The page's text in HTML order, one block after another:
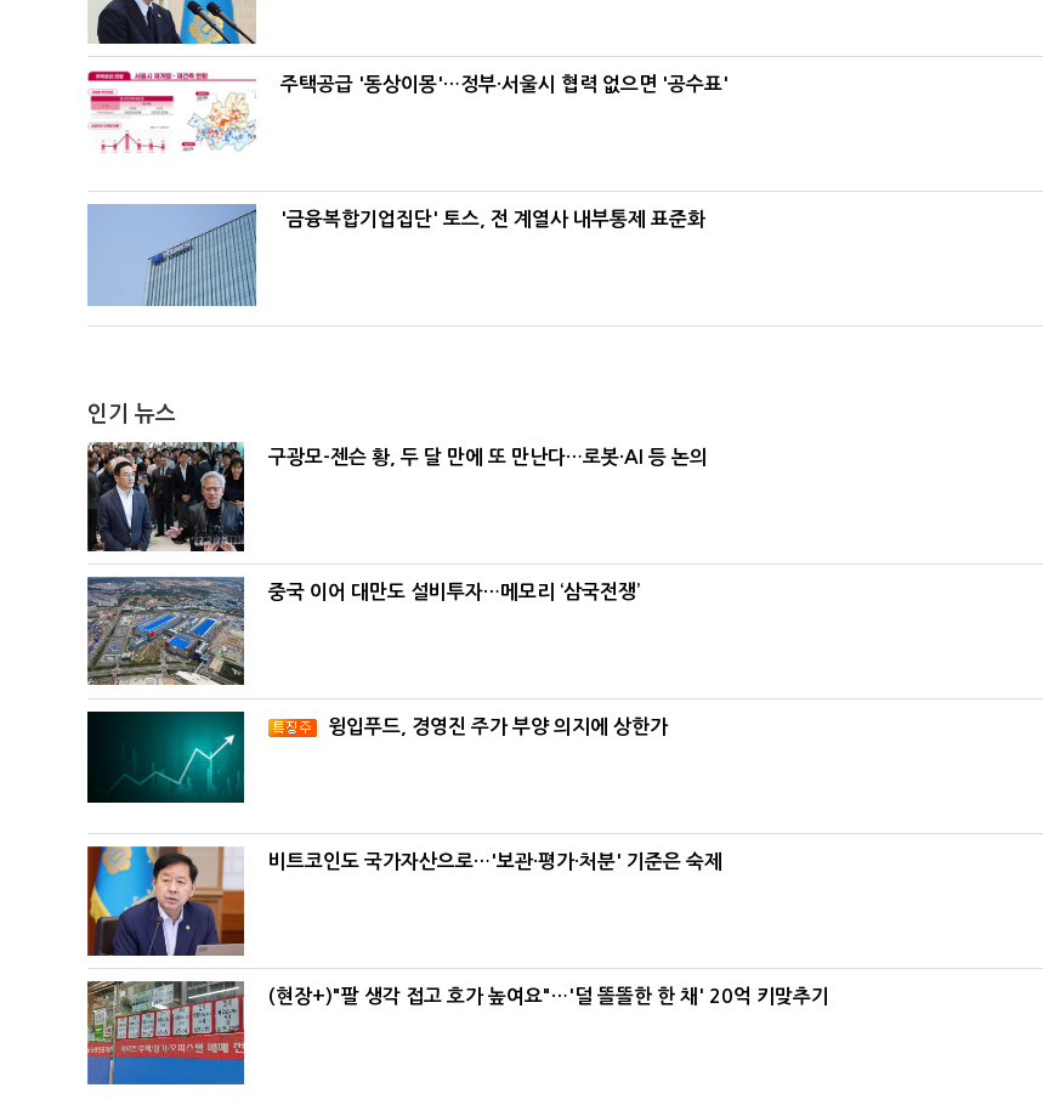
주택공급 '동상이몽'…정부·서울시 협력 없으면 '공수표'
'금융복합기업집단' 토스, 전 계열사 내부통제 표준화
인기 뉴스
구광모-젠슨 황, 두 달 만에 또 만난다…로봇·AI 등 논의
중국 이어 대만도 설비투자…메모리 ‘삼국전쟁’
윙입푸드, 경영진 주가 부양 의지에 상한가
비트코인도 국가자산으로…'보관·평가·처분' 기준은 숙제
(현장+)"팔 생각 접고 호가 높여요"…'덜 똘똘한 한 채' 20억 키맞추기